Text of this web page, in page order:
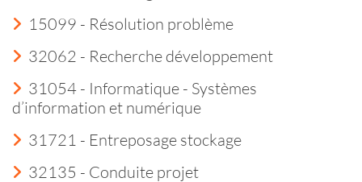
15099 - Résolution problème
32062 - Recherche développement
31054 - Informatique - Systèmes
d’information et numérique
31721 - Entreposage stockage
32135 - Conduite projet